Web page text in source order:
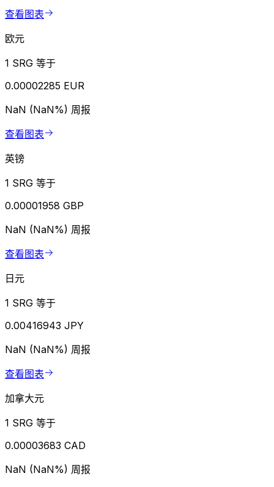
查看图表
欧元
1 SRG 等于
0.00002285 EUR
NaN (NaN%) 周报
查看图表
英镑
1 SRG 等于
0.00001958 GBP
NaN (NaN%) 周报
查看图表
日元
1 SRG 等于
0.00416943 JPY
NaN (NaN%) 周报
查看图表
加拿大元
1 SRG 等于
0.00003683 CAD
NaN (NaN%) 周报